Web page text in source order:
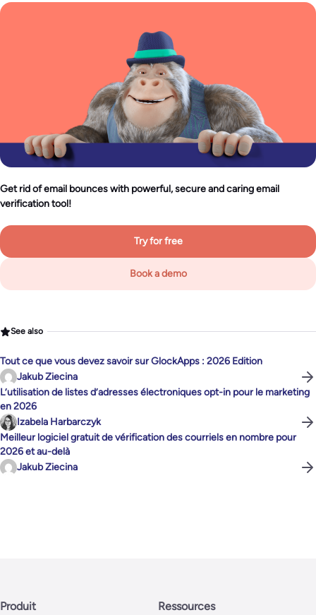
Get rid of email bounces with powerful, secure and caring email
verification tool!
Try for free
Book a demo
See also
Tout ce que vous devez savoir sur GlockApps : 2026 Edition
Jakub Ziecina
L’utilisation de listes d’adresses électroniques opt-in pour le marketing
en 2026
Izabela Harbarczyk
Meilleur logiciel gratuit de vérification des courriels en nombre pour
2026 et au-delà
Jakub Ziecina
Produit Ressources